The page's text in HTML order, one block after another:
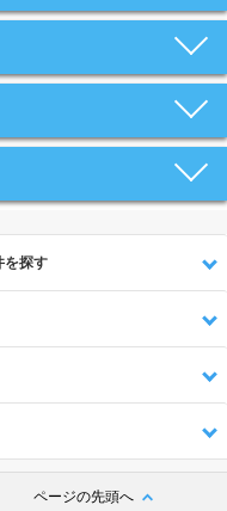
を探す
ページの先頭へ